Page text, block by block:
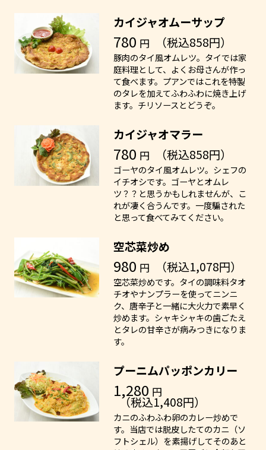
カイジャオムーサップ
780 円 （税込858円）
豚肉のタイ風オムレツ。タイでは家
庭料理として、よくお母さんが作っ
て食べます。プアンではこれを特製
のタレを加えてふわふわに焼き上げ
ます。チリソースとどうぞ。
カイジャオマラー
780 円 （税込858円）
ゴーヤのタイ風オムレツ。シェフの
イチオシです。ゴーヤとオムレ
ツ？？と思うかもしれませんが、こ
れが凄く合うんです。一度騙された
と思って食べてみてください。
空芯菜炒め
980 円 （税込1,078円）
空芯菜炒めです。タイの調味料タオ
チオやナンプラーを使ってニンニ
ク、唐辛子と一緒に大火力で素早く
炒めます。シャキシャキの歯ごたえ
とタレの甘辛さが病みつきになりま
す。
プーニムパッポンカリー
1,280 円
（税込1,408円）
カニのふわふわ卵のカレー炒めで
す。当店では脱皮したてのカニ（ソ
フトシェル）を素揚げしてそのあと